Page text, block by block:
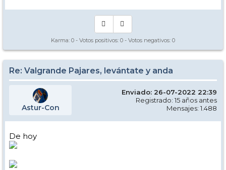
Karma: 0 - Votos positivos: 0 - Votos negativos: 0
Re: Valgrande Pajares, levántate y anda
Astur-Con
Enviado: 26-07-2022 22:39
Registrado: 15 años antes
Mensajes: 1.488
De hoy